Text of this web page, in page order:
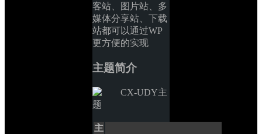
客站、图片站、多
媒体分享站、下载
站都可以通过WP
更方便的实现
主题简介
主